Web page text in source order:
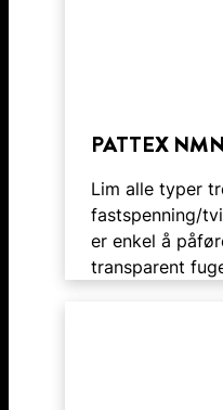
PATTEX
Lim alle typer
fastspenning/
er enkel å
transparent